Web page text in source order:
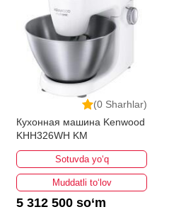
(0 Sharhlar)
Кухонная машина Kenwood
KHH326WH KM
Sotuvda yo‘q
Muddatli to‘lov
5 312 500 so‘m